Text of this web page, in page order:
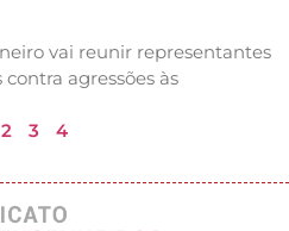
vai reunir representantes
agressões às
2 3 4